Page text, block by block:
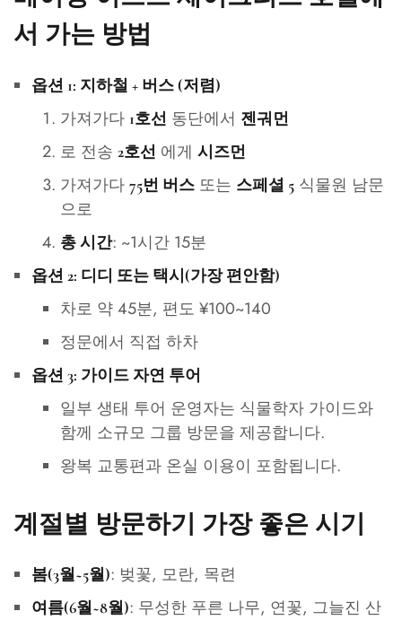
서 가는 방법
옵션 1: 지하철 + 버스 (저렴)
가져가다 1호선 동단에서 젠궈먼
로 전송 2호선 에게 시즈먼
가져가다 75번 버스또는 스페셜 5식물원 남문
으로
총 시간: ~1시간 15분
옵션 2: 디디 또는 택시(가장 편안함)
차로 약 45분, 편도 ¥100~140
정문에서 직접 하차
옵션 3: 가이드 자연 투어
일부 생태 투어 운영자는 식물학자 가이드와
함께 소규모 그룹 방문을 제공합니다.
왕복 교통편과 온실 이용이 포함됩니다.
계절별 방문하기 가장 좋은 시기
봄(3월~5월): 벚꽃, 모란, 목련
여름(6월~8월): 무성한 푸른 나무, 연꽃, 그늘진 산